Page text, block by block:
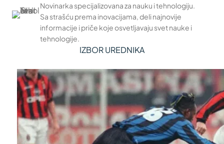
Novinarka specijalizovana za nauku i tehnologiju.
Sa strašću prema inovacijama, deli najnovije
informacije i priče koje osvetljavaju svet nauke i
tehnologije.
IZBOR UREDNIKA